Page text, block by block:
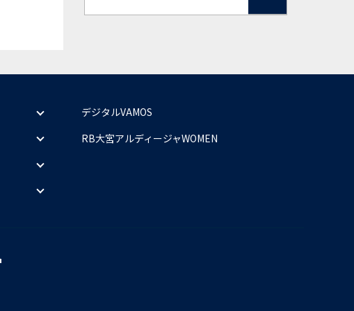
デジタルVAMOS
RB大宮アルディージャWOMEN